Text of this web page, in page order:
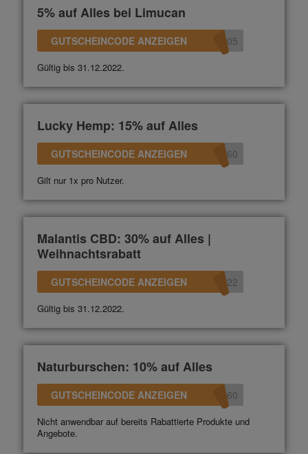
5% auf Alles bei Limucan
GUTSCHEINCODE ANZEIGEN N05
Gültig bis 31.12.2022.
Lucky Hemp: 15% auf Alles
GUTSCHEINCODE ANZEIGEN 360
Gilt nur 1x pro Nutzer.
Malantis CBD: 30% auf Alles |
Weihnachtsrabatt
GUTSCHEINCODE ANZEIGEN 022
Gültig bis 31.12.2022.
Naturburschen: 10% auf Alles
GUTSCHEINCODE ANZEIGEN 360
Nicht anwendbar auf bereits Rabattierte Produkte und
Angebote.